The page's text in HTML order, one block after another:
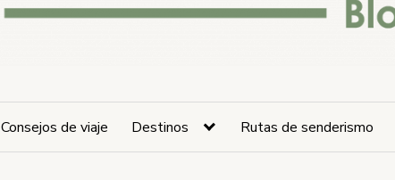
Consejos de viaje Destinos Rutas de senderismo